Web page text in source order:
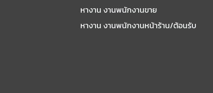
หางาน งานพนักงานขาย
หางาน งานพนักงานหน้าร้าน/ต้อนรับ